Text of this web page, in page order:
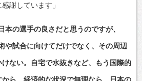
謝しています」
の選手の良さだと思うのですが、
や試合に向けてだけでなく、その周辺
ない。自宅で水抜きなど、もう国際的
ら。経済的な状況で無理なら、日本の